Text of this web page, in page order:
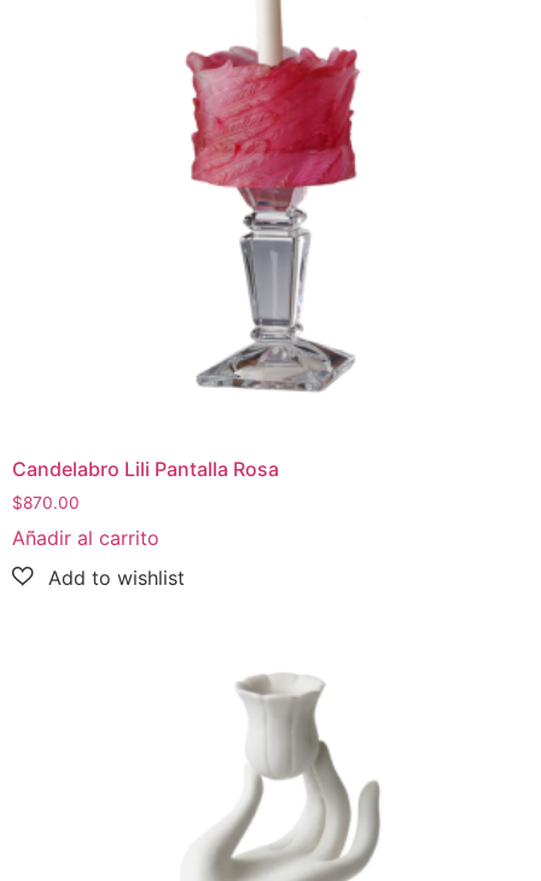
Candelabro Lili Pantalla Rosa
$870.00
Añadir al carrito